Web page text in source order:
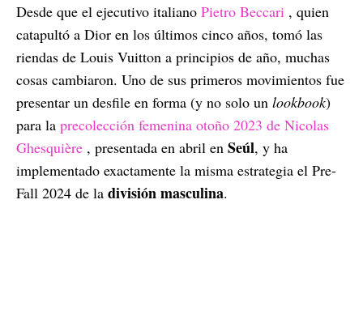
Desde que el ejecutivo italiano Pietro Beccari , quien
catapultó a Dior en los últimos cinco años, tomó las
riendas de Louis Vuitton a principios de año, muchas
cosas cambiaron. Uno de sus primeros movimientos fue
presentar un desfile en forma (y no solo un lookbook)
para la precolección femenina otoño 2023 de Nicolas
Ghesquière , presentada en abril en Seúl, y ha
implementado exactamente la misma estrategia el Pre-
Fall 2024 de la división masculina.